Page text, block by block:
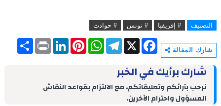
التصنيف # إفريقيا # تونس # حوادث
شارك المقالة
S
h
P
r
L
I
P
e
W
h
p
T
e
g
a
X
F
a
b
o
k
شارك برأيك في الخبر
نرحب بآرائكم وتعليقاتكم، مع الالتزام بقواعد النقاش
المسؤول واحترام الآخرين.